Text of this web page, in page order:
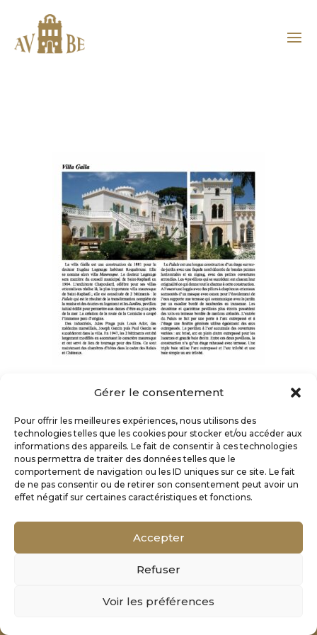
Gérer le consentement
Pour offrir les meilleures expériences, nous utilisons des
technologies telles que les cookies pour stocker et/ou accéder aux
informations des appareils. Le fait de consentir à ces technologies
nous permettra de traiter des données telles que le
comportement de navigation ou les ID uniques sur ce site. Le fait
de ne pas consentir ou de retirer son consentement peut avoir un
effet négatif sur certaines caractéristiques et fonctions.
Accepter
Refuser
Voir les préférences
Mentions Légales